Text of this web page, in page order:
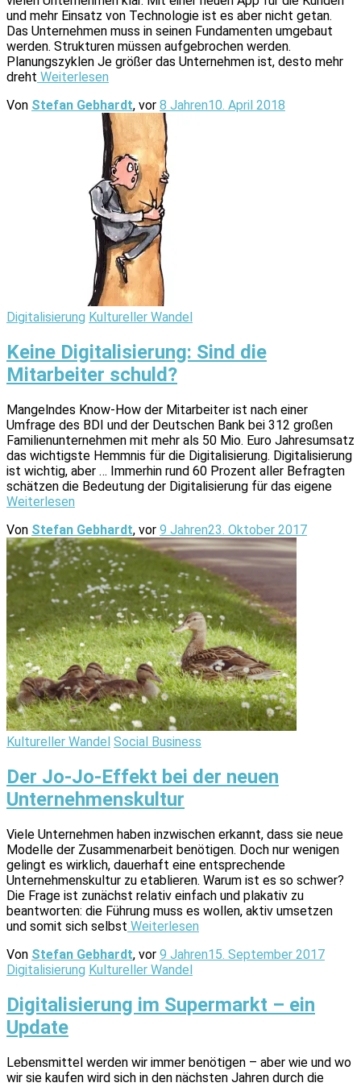
und mehr Einsatz von Technologie ist es aber nicht getan.
Das Unternehmen muss in seinen Fundamenten umgebaut
werden. Strukturen müssen aufgebrochen werden.
Planungszyklen Je größer das Unternehmen ist, desto mehr
dreht Weiterlesen
Von Stefan Gebhardt, vor 8 Jahren10. April 2018
Digitalisierung Kultureller Wandel
Keine Digitalisierung: Sind die
Mitarbeiter schuld?
Mangelndes Know-How der Mitarbeiter ist nach einer
Umfrage des BDI und der Deutschen Bank bei 312 großen
Familienunternehmen mit mehr als 50 Mio. Euro Jahresumsatz
das wichtigste Hemmnis für die Digitalisierung. Digitalisierung
ist wichtig, aber … Immerhin rund 60 Prozent aller Befragten
schätzen die Bedeutung der Digitalisierung für das eigene
Weiterlesen
Von Stefan Gebhardt, vor 9 Jahren23. Oktober 2017
Kultureller Wandel Social Business
Der Jo-Jo-Effekt bei der neuen
Unternehmenskultur
Viele Unternehmen haben inzwischen erkannt, dass sie neue
Modelle der Zusammenarbeit benötigen. Doch nur wenigen
gelingt es wirklich, dauerhaft eine entsprechende
Unternehmenskultur zu etablieren. Warum ist es so schwer?
Die Frage ist zunächst relativ einfach und plakativ zu
beantworten: die Führung muss es wollen, aktiv umsetzen
und somit sich selbst Weiterlesen
Von Stefan Gebhardt, vor 9 Jahren15. September 2017
Digitalisierung Kultureller Wandel
Digitalisierung im Supermarkt – ein
Update
Lebensmittel werden wir immer benötigen – aber wie und wo
wir sie kaufen wird sich in den nächsten Jahren durch die